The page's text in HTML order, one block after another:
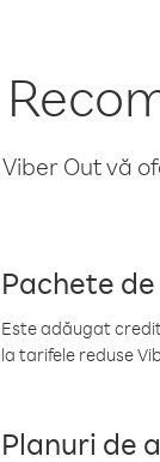
Viber Out vă
Pachete
Este adăugat
la tarifele reduse
Planuri de